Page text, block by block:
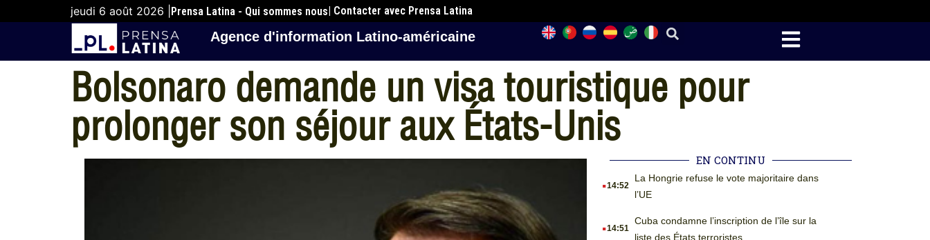
jeudi 6 août 2026 | Prensa Latina - Qui sommes nous| Contacter avec Prensa Latina
Agence d'information Latino-américaine
Bolsonaro demande un visa touristique pour
prolonger son séjour aux États-Unis
EN CONTINU
.14:52
La Hongrie refuse le vote majoritaire dans
l’UE
.14:51
Cuba condamne l’inscription de l’île sur la
liste des États terroristes